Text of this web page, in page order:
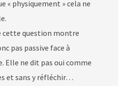
« physiquement » cela ne
cette question montre
pas passive face à
Elle ne dit pas oui comme
et sans y réfléchir…